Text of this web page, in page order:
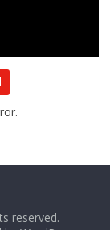
reserved.